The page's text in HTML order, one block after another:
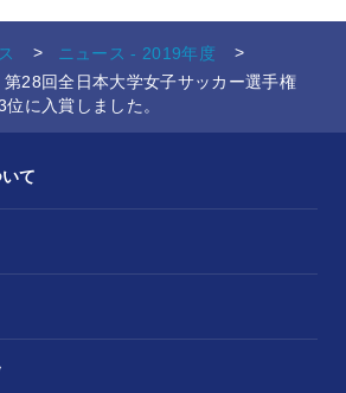
ニュース - 2019年度
28回全日本大学女子サッカー選手権
に入賞しました。
て